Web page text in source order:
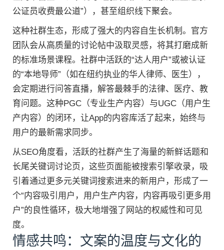
公证员收费最公道”），甚至组织线下聚会。
这种社群生态，形成了强大的内容自生长机制。官方
团队会从高质量的讨论帖中汲取灵感，将其打磨成新
的标准场景课程。社群中活跃的“达人用户”或被认证
的“本地导师”（如在纽约执业的华人律师、医生），
会定期进行问答直播，解答最棘手的法律、医疗、教
育问题。这种PGC（专业生产内容）与UGC（用户生
产内容）的闭环，让App的内容库活了起来，始终与
用户的最新需求同步。
从SEO角度看，活跃的社群产生了海量的新鲜话题和
长尾关键词讨论页，这些页面能被搜索引擎收录，吸
引着通过更多元关键词搜索进来的新用户，形成了一
个“内容吸引用户，用户生产内容，内容再吸引更多用
户”的良性循环，极大地增强了网站的权威性和可见
度。
情感共鸣：文案的温度与文化的